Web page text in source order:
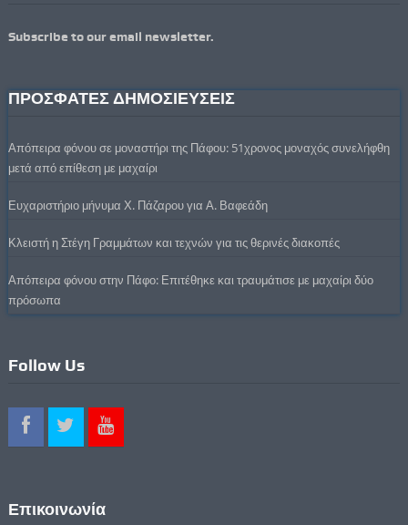
Subscribe to our email newsletter.
ΠΡΟΣΦΑΤΕΣ ΔΗΜΟΣΙΕΥΣΕΙΣ
Απόπειρα φόνου σε μοναστήρι της Πάφου: 51χρονος μοναχός συνελήφθη
μετά από επίθεση με μαχαίρι
Ευχαριστήριο μήνυμα Χ. Πάζαρου για Α. Βαφεάδη
Κλειστή η Στέγη Γραμμάτων και τεχνών για τις θερινές διακοπές
Απόπειρα φόνου στην Πάφο: Επιτέθηκε και τραυμάτισε με μαχαίρι δύο
πρόσωπα
Follow Us
Επικοινωνία